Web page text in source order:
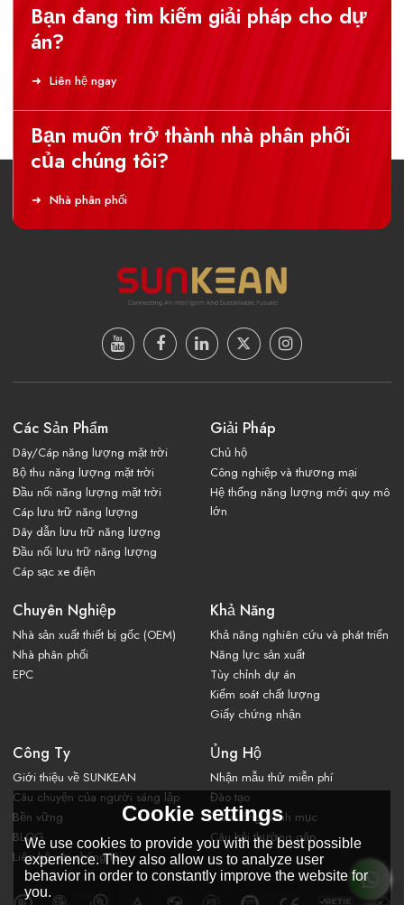
Bạn đang tìm kiếm giải pháp cho dự
án?
Liên hệ ngay
Bạn muốn trở thành nhà phân phối
của chúng tôi?
Nhà phân phối
Các Sản Phẩm
Dây/Cáp năng lượng mặt trời
Bộ thu năng lượng mặt trời
Đầu nối năng lượng mặt trời
Cáp lưu trữ năng lượng
Dây dẫn lưu trữ năng lượng
Đầu nối lưu trữ năng lượng
Cáp sạc xe điện
Giải Pháp
Chủ hộ
Công nghiệp và thương mại
Hệ thống năng lượng mới quy mô
lớn
Chuyên Nghiệp
Nhà sản xuất thiết bị gốc (OEM)
Nhà phân phối
EPC
Khả Năng
Khả năng nghiên cứu và phát triển
Năng lực sản xuất
Tùy chỉnh dự án
Kiểm soát chất lượng
Giấy chứng nhận
Công Ty
Giới thiệu về SUNKEAN
Câu chuyện của người sáng lập
Bền vững
BLOG
Liên hệ với chúng tôi
Ủng Hộ
Nhận mẫu thử miễn phí
Đào tạo
Tải xuống danh mục
Câu hỏi thường gặp
Cookie settings
We use cookies to provide you with the best possible
experience. They also allow us to analyze user
behavior in order to constantly improve the website for
you.